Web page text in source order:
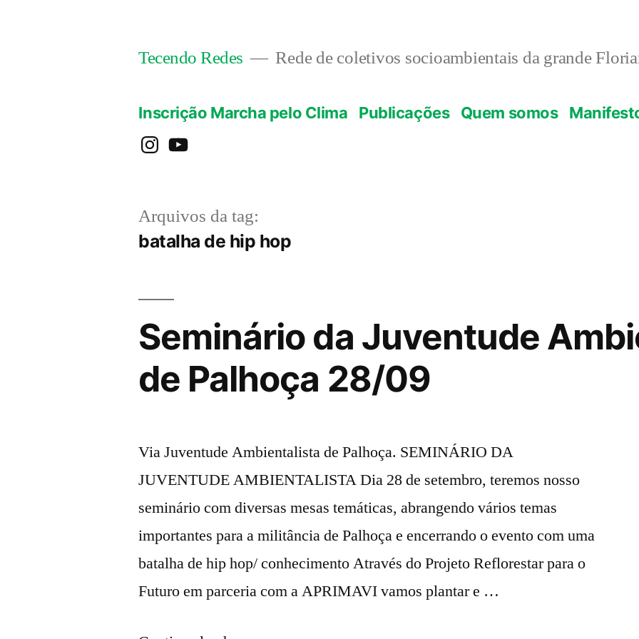
Tecendo Redes Rede de coletivos socioambientais da grande
Inscrição Marcha pelo Clima Publicações Quem somos
instagramYouTube
Arquivos da tag:
batalha de hip hop
Seminário da Juventude
de Palhoça 28/09
Via Juventude Ambientalista de Palhoça. SEMINÁRIO DA
JUVENTUDE AMBIENTALISTA Dia 28 de setembro, teremos nosso
seminário com diversas mesas temáticas, abrangendo vários temas
importantes para a militância de Palhoça e encerrando o evento com uma
batalha de hip hop/ conhecimento Através do Projeto Reflorestar para o
Futuro em parceria com a APRIMAVI vamos plantar e …